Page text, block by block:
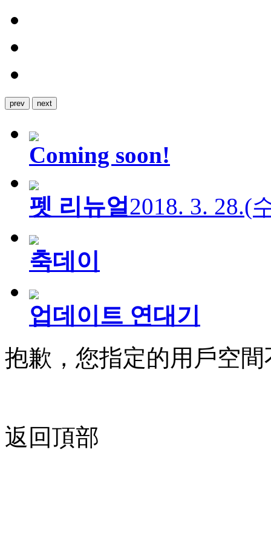
prev next
Coming soon!
펫 리뉴얼2018. 3. 28.(
축데이
업데이트 연대기
抱歉，您指定的用戶空間
返回頂部